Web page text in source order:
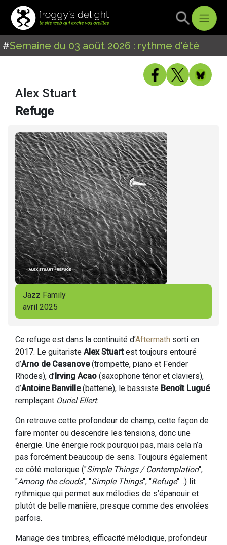
#Semaine du 03 août 2026 : rythme d'été
Alex Stuart
Refuge
Jazz Family
avril 2025
Ce refuge est dans la continuité d’Aftermath sorti en
2017. Le guitariste Alex Stuartest toujours entouré
d’Arno de Casanove(trompette, piano et Fender
Rhodes), d’Irving Acao (saxophone ténor et claviers),
d’Antoine Banville(batterie), le bassiste Benoît Lugué
remplaçant Ouriel Ellert.
On retrouve cette profondeur de champ, cette façon de
faire monter ou descendre les tensions, donc une
énergie. Une énergie rock pourquoi pas, mais cela n’a
pas forcément beaucoup de sens. Toujours également
ce côté motorique ("Simple Things / Contemplation",
"Among the clouds", "Simple Things", "Refuge"…) lit
rythmique qui permet aux mélodies de s’épanouir et
plutôt de belle manière, presque comme des envolées
parfois.
Mariage des timbres, efficacité mélodique, profondeur